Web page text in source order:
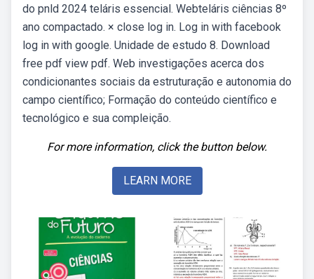
do pnld 2024 teláris essencial. Webteláris ciências 8º
ano compactado. × close log in. Log in with facebook
log in with google. Unidade de estudo 8. Download
free pdf view pdf. Web investigações acerca dos
condicionantes sociais da estruturação e autonomia do
campo científico; Formação do conteúdo científico e
tecnológico e sua compleição.
For more information, click the button below.
LEARN MORE